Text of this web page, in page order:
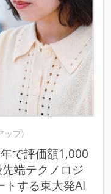
ップ)
で評価額1,000
端テクノロジ
トする東大発AI